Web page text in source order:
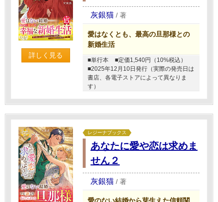
詳しく見る
灰銀猫 / 著
愛はなくとも、最高の旦那様との
新婚生活
■単行本
■定価1,540円（10%税込）
■2025年12月10日発行（実際の発売日は
書店、各電子ストアによって異なりま
す）
レジーナブックス
あなたに愛や恋は求めま
せん２
灰銀猫 / 著
愛のない結婚から芽生えた信頼関